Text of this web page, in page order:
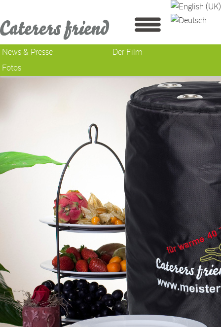
News & Presse
Der Film
Fotos